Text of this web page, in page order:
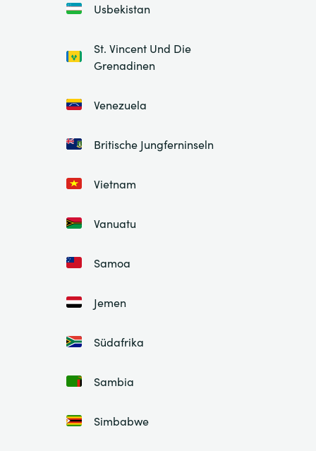
Usbekistan
St. Vincent Und Die
Grenadinen
Venezuela
Britische Jungferninseln
Vietnam
Vanuatu
Samoa
Jemen
Südafrika
Sambia
Simbabwe